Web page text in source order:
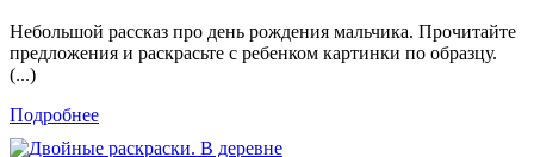
Небольшой рассказ про день рождения мальчика. Прочитайте
предложения и раскрасьте с ребенком картинки по образцу.
(...)
Подробнее